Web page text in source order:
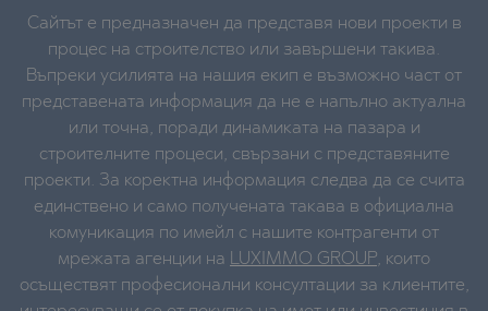
Сайтът е предназначен да представя нови проекти в
процес на строителство или завършени такива.
Въпреки усилията на нашия екип е възможно част от
представената информация да не е напълно актуална
или точна, поради динамиката на пазара и
строителните процеси, свързани с представяните
проекти. За коректна информация следва да се счита
единствено и само получената такава в официална
комуникация по имейл с нашите контрагенти от
мрежата агенции на LUXIMMO GROUP, които
осъществят професионални консултации за клиентите,